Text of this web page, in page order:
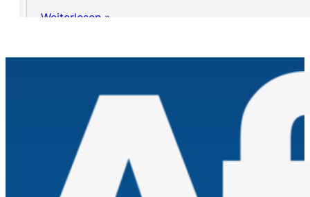
Weiterlesen »